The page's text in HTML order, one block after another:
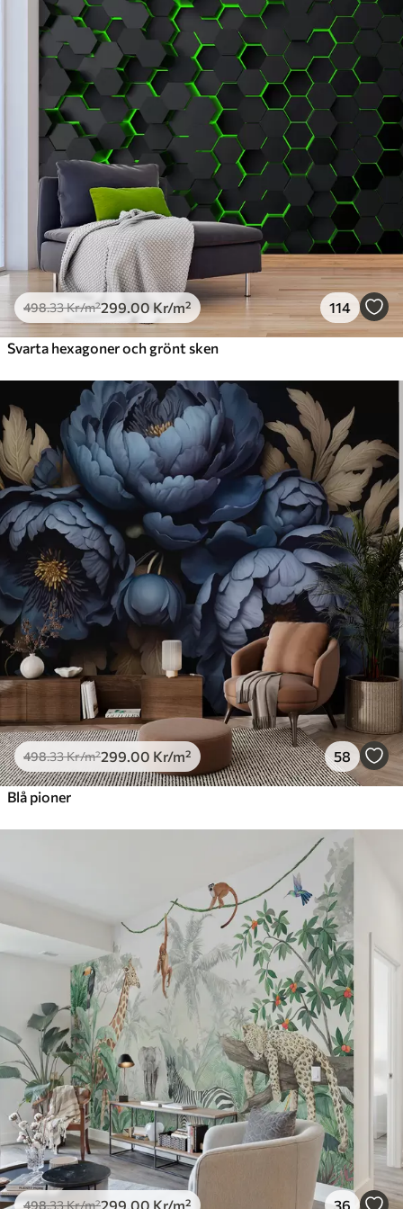
Premium
.67379 .00Kr /m²
Premiumvinyl
725.00 435.00Kr
Peel and Stick
900.00540.00Kr/m²
498.33Kr/m²299 .00 Kr/m² 114
Svarta hexagoner och grönt sken
498.33Kr/m²299 .00 Kr/m² 58
Blå pioner
498.33Kr/m²299 .00 Kr/m² 36